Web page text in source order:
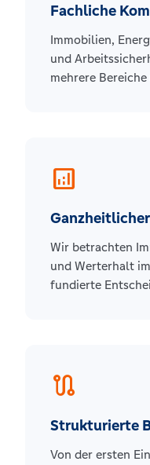
Fachliche
Immobilien,
und
mehrere
analytics
Wir betrachten
und Werterhalt
fundierte
route
Strukturierte
Von der ersten